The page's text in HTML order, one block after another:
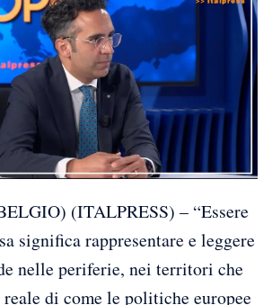
(ITALPRESS) – “Essere
significa rappresentare e leggere
nelle periferie, nei territori che
di come le politiche europee